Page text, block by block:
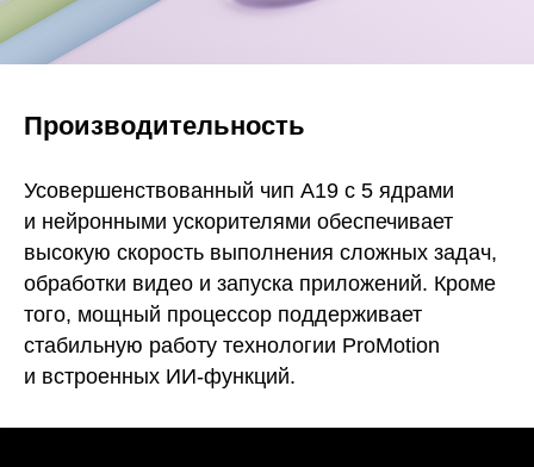
Производительность
Усовершенствованный чип A19 с 5 ядрами
и нейронными ускорителями обеспечивает
высокую скорость выполнения сложных задач,
обработки видео и запуска приложений. Кроме
того, мощный процессор поддерживает
стабильную работу технологии ProMotion
и встроенных ИИ-функций.